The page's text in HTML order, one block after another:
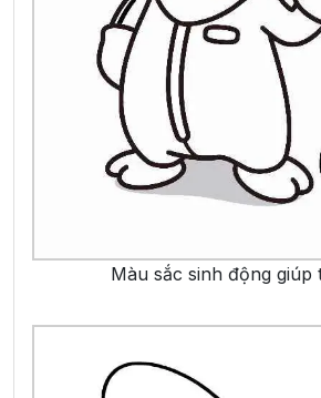
Màu sắc sinh động giúp